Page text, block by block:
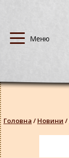
Головна / Новини /